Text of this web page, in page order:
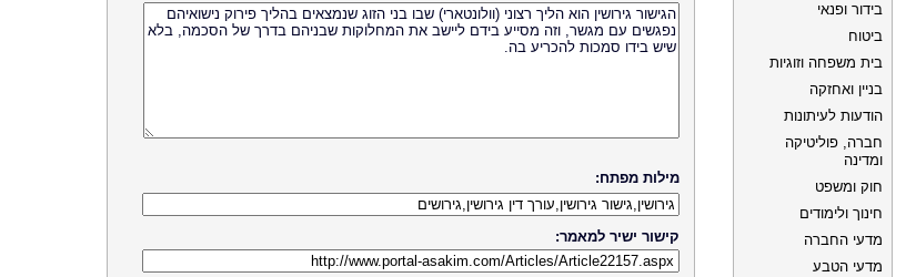
מילות מפתח:
קישור ישיר למאמר:
בידור ופנאי
ביטוח
בית משפחה וזוגיות
בניין ואחזקה
הודעות לעיתונות
חברה, פוליטיקה
ומדינה
חוק ומשפט
חינוך ולימודים
מדעי החברה
מדעי הטבע